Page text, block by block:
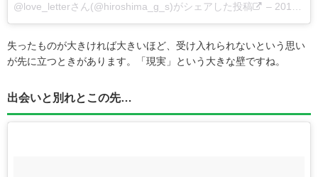
@love_letterさん(@hiroshima_g_s)がシェアした投稿 – 2017 10月 23 5:46午前 PDT
失ったものが大きければ大きいほど、受け入れられないという思い
が先に立つときがあります。「現実」という大きな壁ですね。
出会いと別れとこの先…